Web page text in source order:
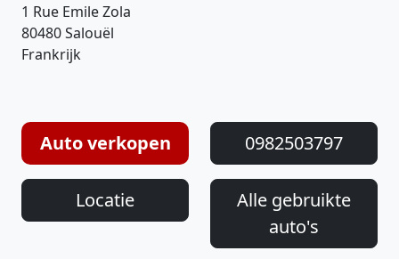
1 Rue Emile Zola
80480 Salouël
Frankrijk
Auto verkopen 0982503797
Locatie
Alle gebruikte
auto's